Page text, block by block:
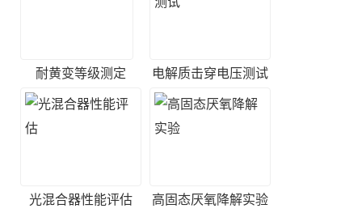
耐黄变等级测定 电解质击穿电压测试
光混合器性能评估 高固态厌氧降解实验